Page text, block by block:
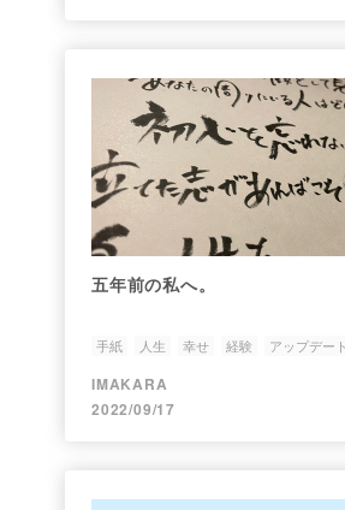
五年前の私へ。
手紙 人生 幸せ 経験 アップデート
IMAKARA
2022/09/17